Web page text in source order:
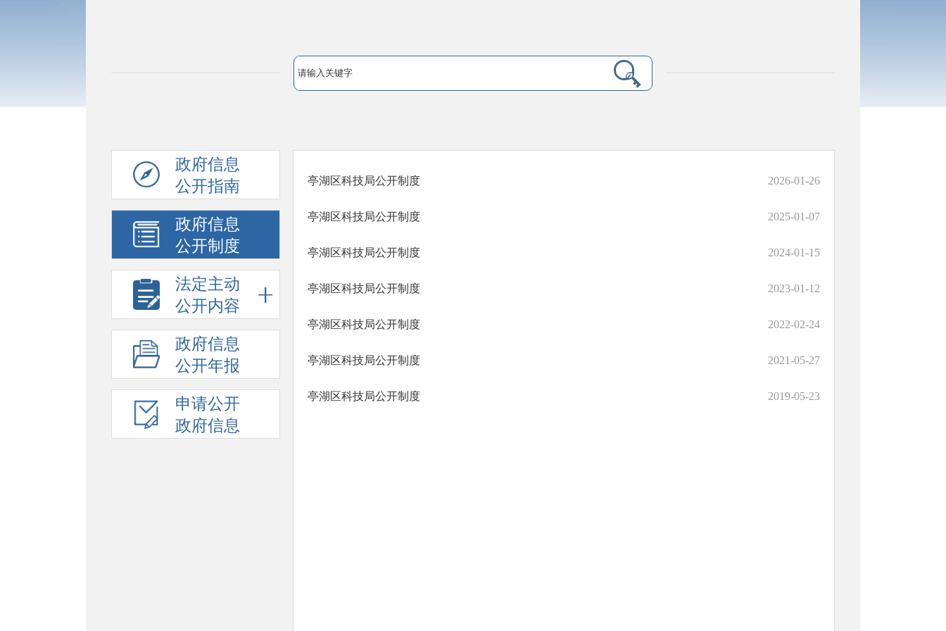
政府信息
公开指南
政府信息
公开制度
法定主动
公开内容
政府信息
公开年报
申请公开
政府信息
亭湖区科技局公开制度 2026-01-26
亭湖区科技局公开制度 2025-01-07
亭湖区科技局公开制度 2024-01-15
亭湖区科技局公开制度 2023-01-12
亭湖区科技局公开制度 2022-02-24
亭湖区科技局公开制度 2021-05-27
亭湖区科技局公开制度 2019-05-23